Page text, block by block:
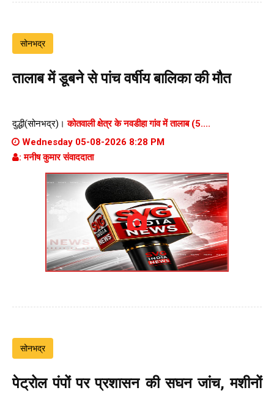
सोनभद्र
तालाब में डूबने से पांच वर्षीय बालिका की मौत
दुद्धी(सोनभद्र)।कोतवाली क्षेत्र के नवडीहा गांव में तालाब (5....
Wednesday 05-08-2026 8:28 PM
: मनीष कुमार संवाददाता
सोनभद्र
पेट्रोल पंपों पर प्रशासन की सघन जांच, मशीनों